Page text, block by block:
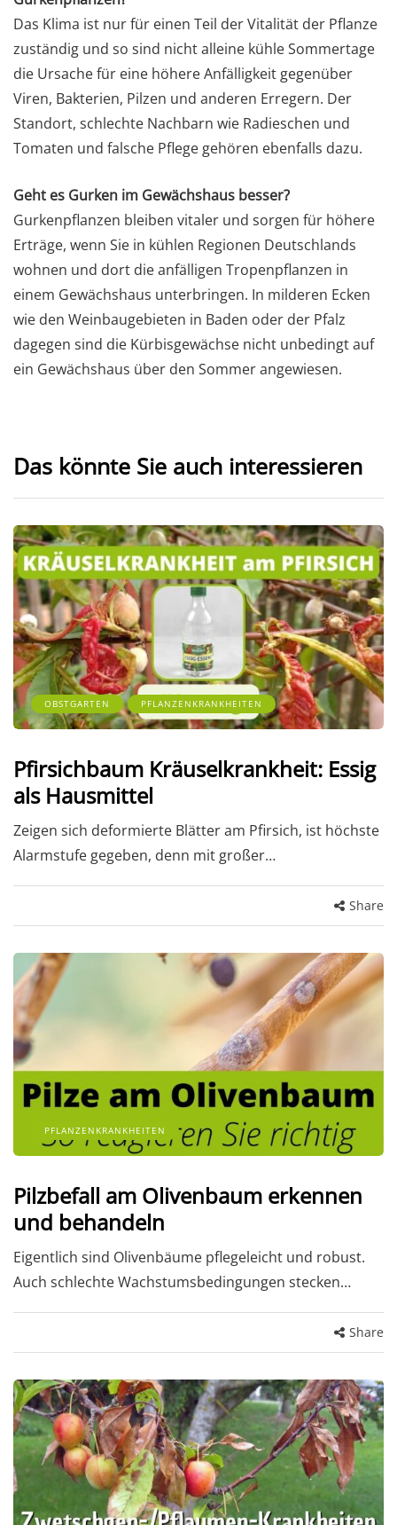
Das Klima ist nur für einen Teil der Vitalität der Pflanze
zuständig und so sind nicht alleine kühle Sommertage
die Ursache für eine höhere Anfälligkeit gegenüber
Viren, Bakterien, Pilzen und anderen Erregern. Der
Standort, schlechte Nachbarn wie Radieschen und
Tomaten und falsche Pflege gehören ebenfalls dazu.
Geht es Gurken im Gewächshaus besser?
Gurkenpflanzen bleiben vitaler und sorgen für höhere
Erträge, wenn Sie in kühlen Regionen Deutschlands
wohnen und dort die anfälligen Tropenpflanzen in
einem Gewächshaus unterbringen. In milderen Ecken
wie den Weinbaugebieten in Baden oder der Pfalz
dagegen sind die Kürbisgewächse nicht unbedingt auf
ein Gewächshaus über den Sommer angewiesen.
Das könnte Sie auch interessieren
OBSTGARTEN PFLANZENKRANKHEITEN
Pfirsichbaum Kräuselkrankheit: Essig
als Hausmittel
Zeigen sich deformierte Blätter am Pfirsich, ist höchste
Alarmstufe gegeben, denn mit großer…
Share
PFLANZENKRANKHEITEN
Pilzbefall am Olivenbaum erkennen
und behandeln
Eigentlich sind Olivenbäume pflegeleicht und robust.
Auch schlechte Wachstumsbedingungen stecken…
Share